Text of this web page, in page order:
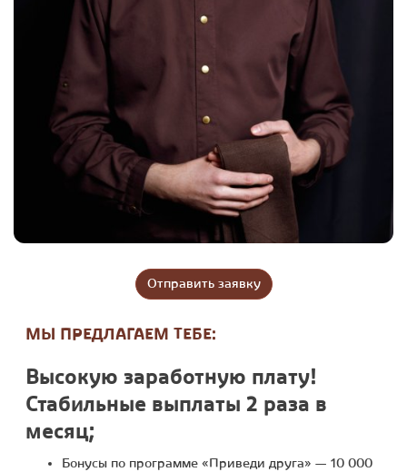
Отправить заявку
МЫ ПРЕДЛАГАЕМ ТЕБЕ:
Высокую заработную плату!
Стабильные выплаты 2 раза в
месяц;
Бонусы по программе «Приведи друга» — 10 000